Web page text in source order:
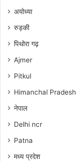
अयोध्या
रुड़की
पिथोरा गढ़
Ajmer
Pitkul
Himanchal Pradesh
नेपाल
Delhi ncr
Patna
मध्य प्रदेश